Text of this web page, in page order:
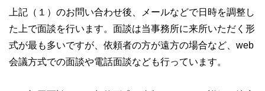
上記（１）のお問い合わせ後、メールなどで日時を調整し
た上で面談を行います。面談は当事務所に来所いただく形
式が最も多いですが、依頼者の方が遠方の場合など、web
会議方式での面談や電話面談なども行っています。